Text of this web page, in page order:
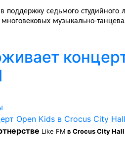
поддержку седьмого студийного
музыкально-
Like FM в Crocus City